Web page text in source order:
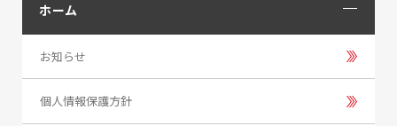
ホーム
お知らせ
個人情報保護方針